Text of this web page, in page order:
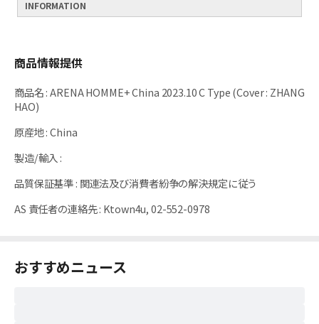
INFORMATION
商品情報提供
商品名:ARENA HOMME+ China 2023.10 C Type (Cover : ZHANG
HAO)
原産地:China
製造/輸入 :
品質保証基準: 関連法及び消費者紛争の解決規定に従う
AS 責任者の連絡先: Ktown4u, 02-552-0978
おすすめニュース